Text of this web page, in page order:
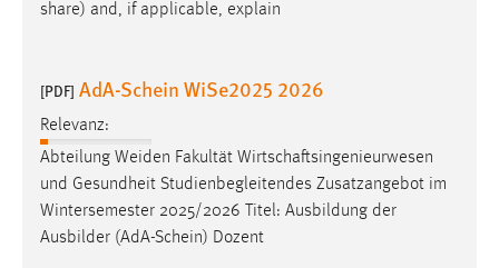
share) and, if applicable, explain
[PDF] AdA-Schein WiSe2025 2026
Relevanz:
Abteilung Weiden Fakultät Wirtschaftsingenieurwesen
und Gesundheit Studienbegleitendes Zusatzangebot im
Wintersemester 2025/2026 Titel: Ausbildung der
Ausbilder (AdA-Schein) Dozent
chat-frame-style-5e9dbeb1811c0446
Wird benötigt um die Chatfunktion nutzen zu können.
Cookie Laufzeit:
MibewSessionID, mibew-chat-frame-style-
5e9dbeb1811c0446 = Sitzungslaufzeit, mibew_locale = 3
Jahre, MIBEW_UserID = 1 Jahr